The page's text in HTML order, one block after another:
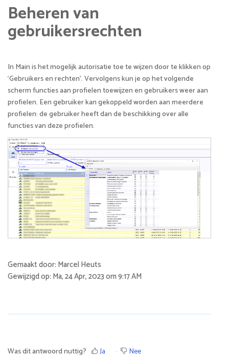
Beheren van
gebruikersrechten
In Main is het mogelijk autorisatie toe te wijzen door te klikken op
‘Gebruikers en rechten’. Vervolgens kun je op het volgende
scherm functies aan profielen toewijzen en gebruikers weer aan
profielen. Een gebruiker kan gekoppeld worden aan meerdere
profielen: de gebruiker heeft dan de beschikking over alle
functies van deze profielen.
Gemaakt door: Marcel Heuts
Gewijzigd op: Ma, 24 Apr, 2023 om 9:17 AM
Was dit antwoord nuttig? Ja Nee